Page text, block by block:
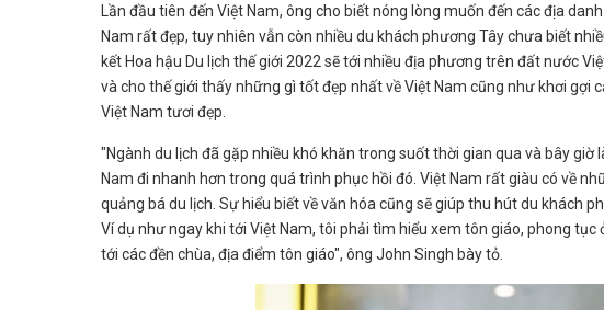
Lần đầu tiên đến Việt Nam, ông cho biết nóng lòng muốn đến các địa
Nam rất đẹp, tuy nhiên vẫn còn nhiều du khách phương Tây chưa biết
kết Hoa hậu Du lịch thế giới 2022 sẽ tới nhiều địa phương trên đất nước
và cho thế giới thấy những gì tốt đẹp nhất về Việt Nam cũng như khơi
Việt Nam tươi đẹp.
"Ngành du lịch đã gặp nhiều khó khăn trong suốt thời gian qua và bây giờ
Nam đi nhanh hơn trong quá trình phục hồi đó. Việt Nam rất giàu có về
quảng bá du lịch. Sự hiểu biết về văn hóa cũng sẽ giúp thu hút du khách
Ví dụ như ngay khi tới Việt Nam, tôi phải tìm hiểu xem tôn giáo, phong
tới các đền chùa, địa điểm tôn giáo", ông John Singh bày tỏ.